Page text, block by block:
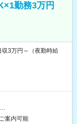
勤務3万円
3万円～（夜勤時給
…
案内可能